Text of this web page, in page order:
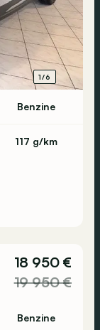
1/6
Benzine
117 g/km
18 950 €
19 950 €
Benzine